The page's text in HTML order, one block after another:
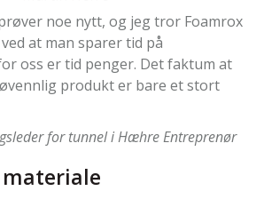
noe nytt, og jeg tror Foamrox
at man sparer tid på
oss er tid penger. Det faktum at
produkt er bare et stort
for tunnel i Hæhre Entreprenør